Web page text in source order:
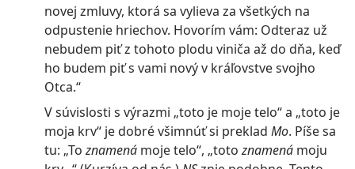
novej zmluvy, ktorá sa vylieva za všetkých na
odpustenie hriechov. Hovorím vám: Odteraz už
nebudem piť z tohoto plodu viniča až do dňa, keď
ho budem piť s vami nový v kráľovstve svojho
Otca.“
V súvislosti s výrazmi „toto je moje telo“ a „toto je
moja krv“ je dobré všimnúť si preklad Mo. Píše sa
tu: „Toznamená moje telo“, „totoznamená moju